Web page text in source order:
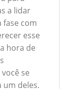
a lidar
fase com
esse
hora de
se
um deles.